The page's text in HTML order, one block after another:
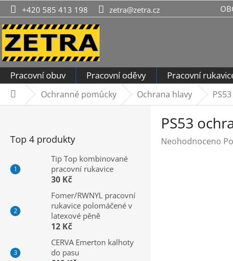
Přejít
na
obsah
+420 585 413 198 zetra@zetra.cz
Pracovní obuv Pracovní oděvy Pracovní
DomůOchranné pomůcky Ochrana hlavy
Top 4 produkty
Tip Top kombinované
pracovní rukavice
30 Kč
Fomer/RWNYL pracovní
rukavice polomáčené v
latexové pěně
12 Kč
CERVA Emerton kalhoty
do pasu
PS53
Průměrné
Neohodnoceno